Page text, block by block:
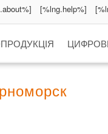
[%lng.help%]